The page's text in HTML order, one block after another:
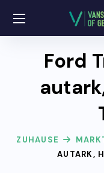
Ford
ZUHAUSE
AUTARK,